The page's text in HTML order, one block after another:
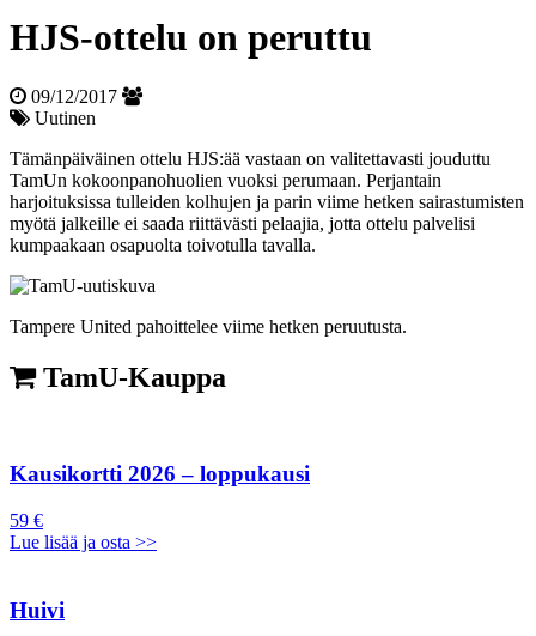
HJS-ottelu on peruttu
09/12/2017
Uutinen
Tämänpäiväinen ottelu HJS:ää vastaan on valitettavasti jouduttu
TamUn kokoonpanohuolien vuoksi perumaan. Perjantain
harjoituksissa tulleiden kolhujen ja parin viime hetken sairastumisten
myötä jalkeille ei saada riittävästi pelaajia, jotta ottelu palvelisi
kumpaakaan osapuolta toivotulla tavalla.
Tampere United pahoittelee viime hetken peruutusta.
TamU-Kauppa
Kausikortti 2026 – loppukausi
59 €
Lue lisää ja osta >>
Huivi